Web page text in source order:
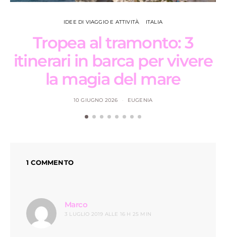
IDEE DI VIAGGIO E ATTIVITÀ ITALIA
Tropea al tramonto: 3
itinerari in barca per vivere
la magia del mare
10 GIUGNO 2026 EUGENIA
1 COMMENTO
Marco
detto:
3 LUGLIO 2019 ALLE 16 H 25 MIN